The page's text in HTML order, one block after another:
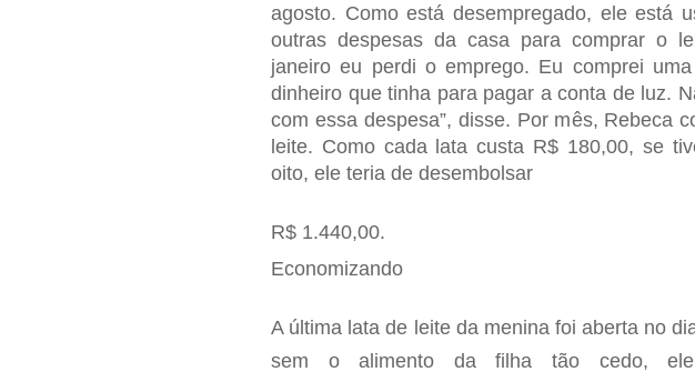
agosto. Como está desempregado, ele está
outras despesas da casa para comprar o
janeiro eu perdi o emprego. Eu comprei
dinheiro que tinha para pagar a con­ta de luz.
com essa despesa”, disse. Por mês, Rebeca
leite. Como cada lata custa R$ 180,00, se
oito, ele teria de desembolsar
R$ 1.440,00.
Economizando
A última lata de leite da menina foi aberta no
sem o alimento da filha tão cedo,